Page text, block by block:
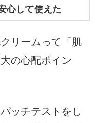
心して使えた
リームって「肌
の心配ポイン
ッチテストをし